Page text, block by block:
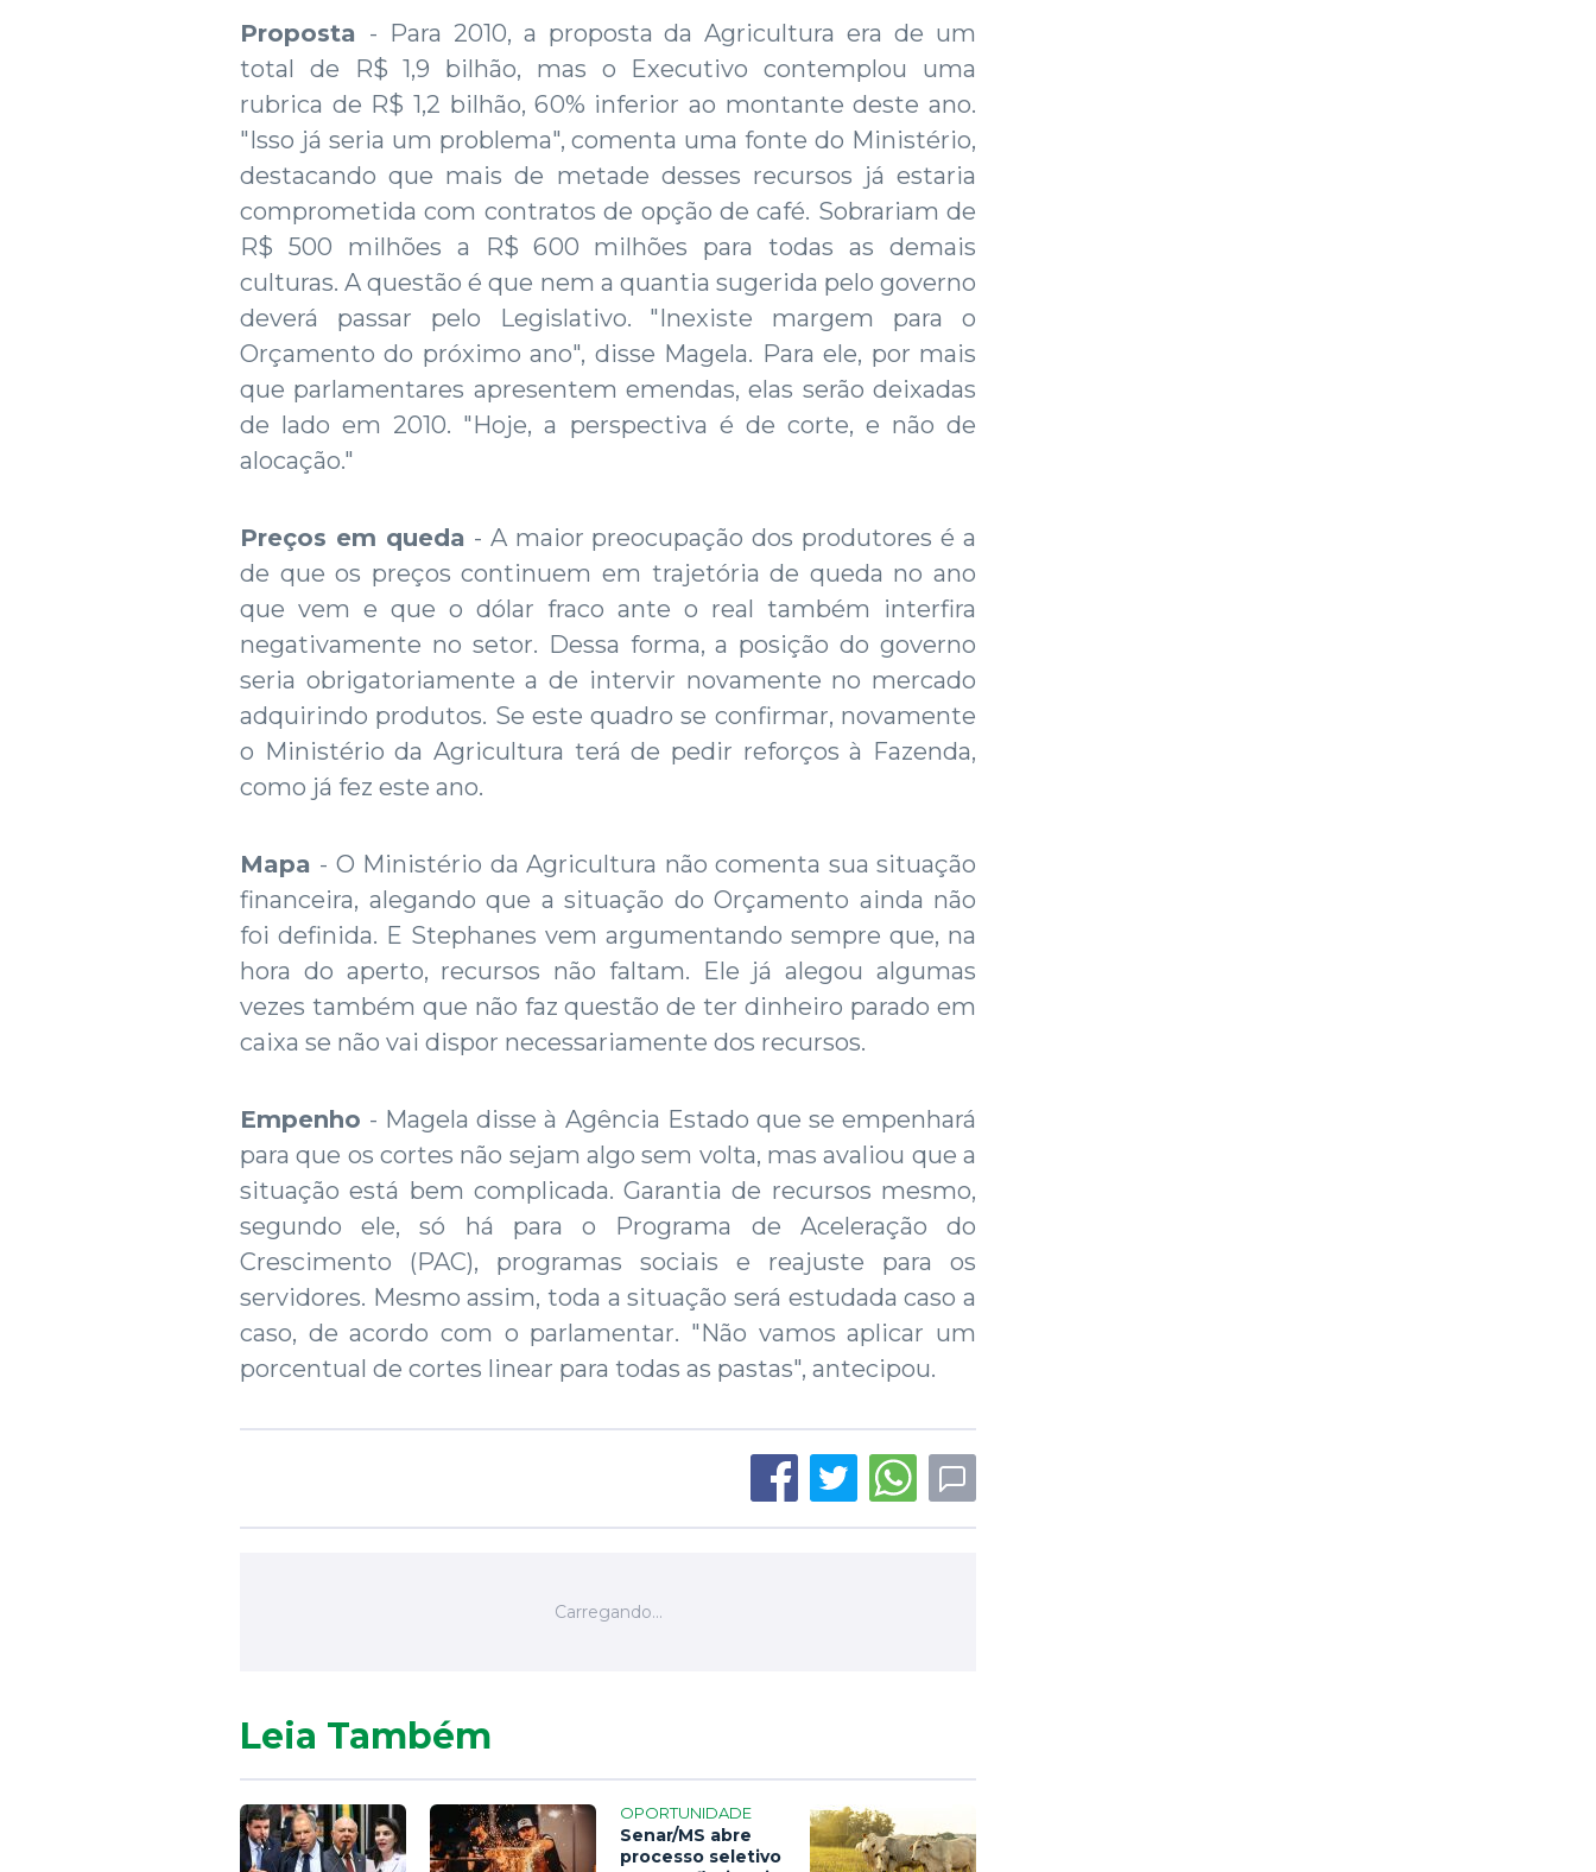
Proposta - Para 2010, a proposta da Agricultura era de um
total de R$ 1,9 bilhão, mas o Executivo contemplou uma
rubrica de R$ 1,2 bilhão, 60% inferior ao montante deste ano.
"Isso já seria um problema", comenta uma fonte do Ministério,
destacando que mais de metade desses recursos já estaria
comprometida com contratos de opção de café. Sobrariam de
R$ 500 milhões a R$ 600 milhões para todas as demais
culturas. A questão é que nem a quantia sugerida pelo governo
deverá passar pelo Legislativo. "Inexiste margem para o
Orçamento do próximo ano", disse Magela. Para ele, por mais
que parlamentares apresentem emendas, elas serão deixadas
de lado em 2010. "Hoje, a perspectiva é de corte, e não de
alocação."
Preços em queda - A maior preocupação dos produtores é a
de que os preços continuem em trajetória de queda no ano
que vem e que o dólar fraco ante o real também interfira
negativamente no setor. Dessa forma, a posição do governo
seria obrigatoriamente a de intervir novamente no mercado
adquirindo produtos. Se este quadro se confirmar, novamente
o Ministério da Agricultura terá de pedir reforços à Fazenda,
como já fez este ano.
Mapa - O Ministério da Agricultura não comenta sua situação
financeira, alegando que a situação do Orçamento ainda não
foi definida. E Stephanes vem argumentando sempre que, na
hora do aperto, recursos não faltam. Ele já alegou algumas
vezes também que não faz questão de ter dinheiro parado em
caixa se não vai dispor necessariamente dos recursos.
Empenho - Magela disse à Agência Estado que se empenhará
para que os cortes não sejam algo sem volta, mas avaliou que a
situação está bem complicada. Garantia de recursos mesmo,
segundo ele, só há para o Programa de Aceleração do
Crescimento (PAC), programas sociais e reajuste para os
servidores. Mesmo assim, toda a situação será estudada caso a
caso, de acordo com o parlamentar. "Não vamos aplicar um
porcentual de cortes linear para todas as pastas", antecipou.
Leia Também
OPORTUNIDADE
Senar/MS abre
processo seletivo